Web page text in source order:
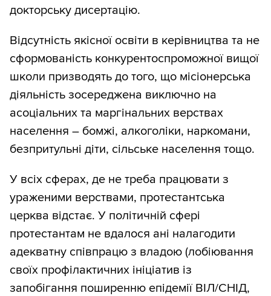
докторську дисертацію.
Відсутність якісної освіти в керівництва та не
сформованість конкурентоспроможної вищої
школи призводять до того, що місіонерська
діяльність зосереджена виключно на
асоціальних та маргінальних верствах
населення – бомжі, алкоголіки, наркомани,
безпритульні діти, сільське населення тощо.
У всіх сферах, де не треба працювати з
ураженими верствами, протестантська
церква відстає. У політичній сфері
протестантам не вдалося ані налагодити
адекватну співпрацю з владою (лобіювання
своїх профілактичних ініціатив із
запобігання поширенню епідемії ВІЛ/СНІД,